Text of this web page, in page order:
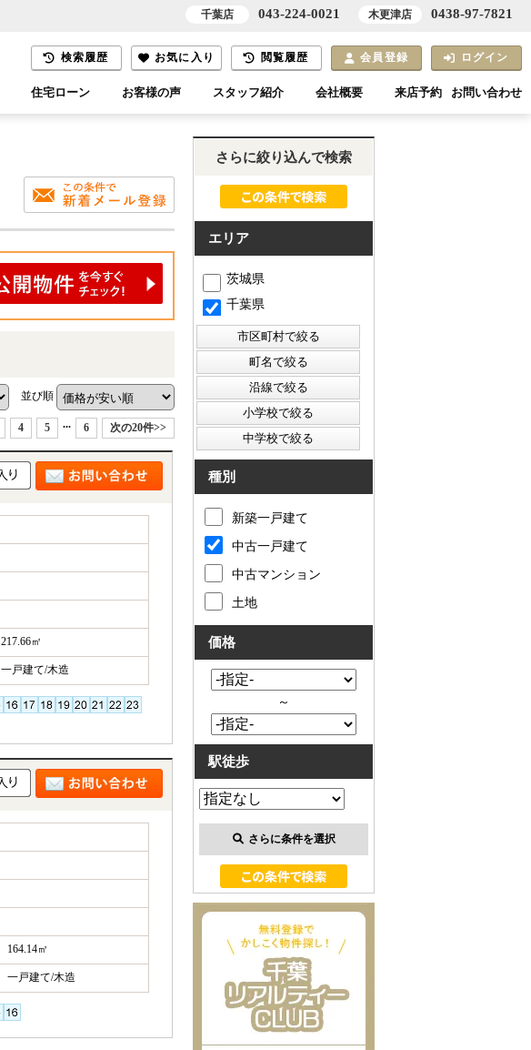
検索履歴 お気に入り 閲覧履歴 会員登録 ログイン
住宅ローン お客様の声 スタッフ紹介 会社概要 来店予約 お問い合わせ
並び順
4 5 ... 6 次の20件>>
217.66㎡
一戸建て/木造
164.14㎡
一戸建て/木造
さらに絞り込んで検索
エリア
茨城県
千葉県
種別
新築一戸建て
中古一戸建て
中古マンション
土地
価格
～
駅徒歩
さらに条件を選択
千葉店 043-224-0021 木更津店 0438-97-7821